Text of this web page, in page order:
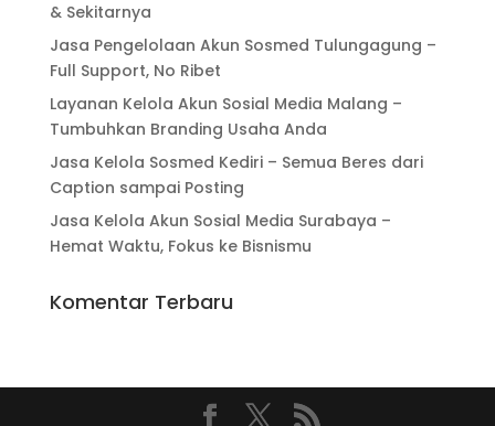
& Sekitarnya
Jasa Pengelolaan Akun Sosmed Tulungagung –
Full Support, No Ribet
Layanan Kelola Akun Sosial Media Malang –
Tumbuhkan Branding Usaha Anda
Jasa Kelola Sosmed Kediri – Semua Beres dari
Caption sampai Posting
Jasa Kelola Akun Sosial Media Surabaya –
Hemat Waktu, Fokus ke Bisnismu
Komentar Terbaru